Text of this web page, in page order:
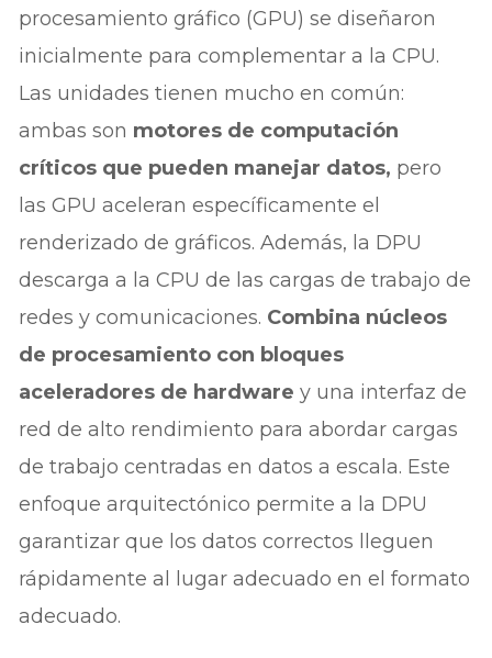
procesamiento gráfico (GPU) se diseñaron
inicialmente para complementar a la CPU.
Las unidades tienen mucho en común:
ambas son motores de computación
críticos que pueden manejar datos, pero
las GPU aceleran específicamente el
renderizado de gráficos. Además, la DPU
descarga a la CPU de las cargas de trabajo de
redes y comunicaciones. Combina núcleos
de procesamiento con bloques
aceleradores de hardware y una interfaz de
red de alto rendimiento para abordar cargas
de trabajo centradas en datos a escala. Este
enfoque arquitectónico permite a la DPU
garantizar que los datos correctos lleguen
rápidamente al lugar adecuado en el formato
adecuado.